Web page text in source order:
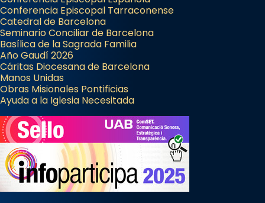
Conferencia Episcopal Tarraconense
Catedral de Barcelona
Seminario Conciliar de Barcelona
Basílica de la Sagrada Familia
Año Gaudí 2026
Cáritas Diocesana de Barcelona
Manos Unidas
Obras Misionales Pontificias
Ayuda a la Iglesia Necesitada